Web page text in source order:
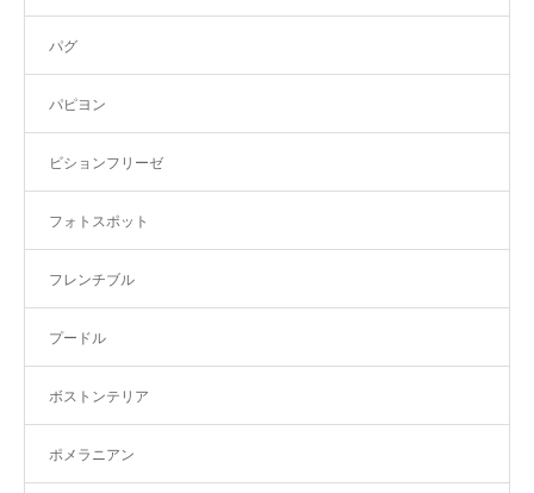
パグ
パピヨン
ビションフリーゼ
フォトスポット
フレンチブル
プードル
ボストンテリア
ポメラニアン